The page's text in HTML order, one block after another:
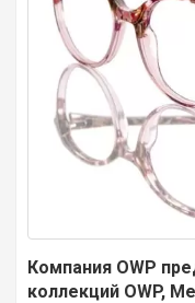
Компания OWP
коллекций OWP,